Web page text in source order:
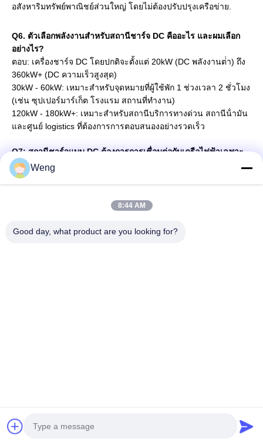
อสังหาริมทรัพย์พาณิชย์ส่วนใหญ่ โดยไม่ต้องปรับปรุงเครือข่าย.
Q6. ตัวเลือกพลังงานสําหรับสถานีชาร์จ DC คืออะไร และผมเลือก
อย่างไร?
ตอบ: เครื่องชาร์จ DC โดยปกติจะตั้งแต่ 20kW (DC พลังงานต่ํา) ถึง
360kW+ (DC ความเร็วสูงสุด)
30kW - 60kW: เหมาะสําหรับจุดหมายที่ผู้ใช้พัก 1 ช่วงเวลา 2 ชั่วโมง
(เช่น ซุปเปอร์มาร์เก็ต โรงแรม สถานที่ทํางาน)
120kW - 180kW+: เหมาะสําหรับสถานีบริการทางด่วน สถานีน้ํามัน
และศูนย์ logistics ที่ต้องการการตอบสนองอย่างรวดเร็ว
Q7: สถานีชาร์จแบบ DC ต้องการการเชื่อมต่อกับเครือไฟฟ้าเฉพาะ
เจาะจงไหม?
ตอบ: ครับ ชาร์จแบบ DC ต้องการการเข้า AC สามเฟส (
ที่ตั้งไว้และได้รับการอนุมัติจากบริษัทไฟฟ้าท้องถิ่น
Q8: เครื่องชาร์จนี้รองรับมาตรฐานการชาร์จอินเตอร์เฟซแบบไหน?
Q10: ผมสามารถแต่ง LOGO ของผมได้มั้ย?
Weng
8:44 AM
Good day, what product are you looking for?